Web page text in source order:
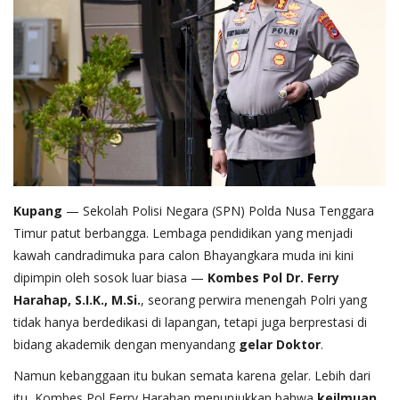
Kupang — Sekolah Polisi Negara (SPN) Polda Nusa Tenggara
Timur patut berbangga. Lembaga pendidikan yang menjadi
kawah candradimuka para calon Bhayangkara muda ini kini
dipimpin oleh sosok luar biasa — Kombes Pol Dr. Ferry
Harahap, S.I.K., M.Si., seorang perwira menengah Polri yang
tidak hanya berdedikasi di lapangan, tetapi juga berprestasi di
bidang akademik dengan menyandang gelar Doktor.
Namun kebanggaan itu bukan semata karena gelar. Lebih dari